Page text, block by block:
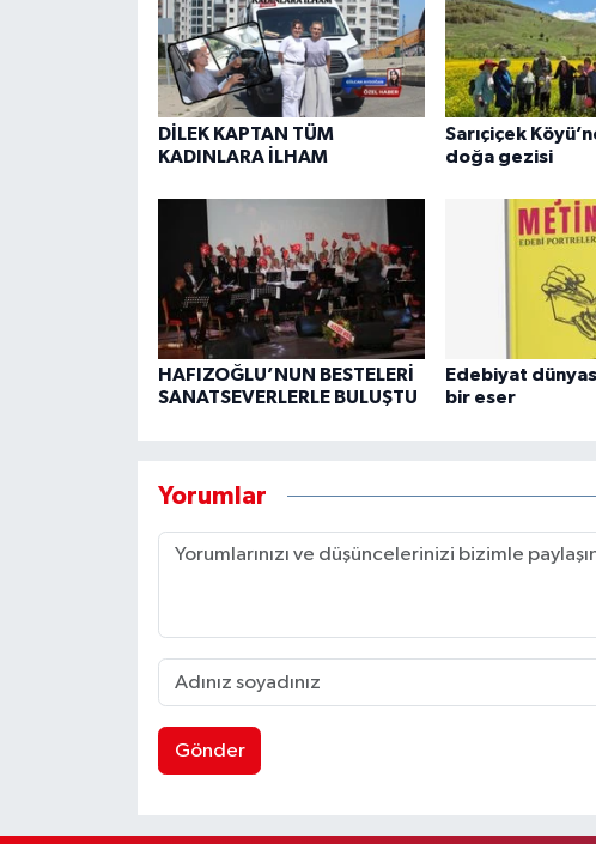
DİLEK KAPTAN TÜM
KADINLARA İLHAM
Sarıçiçek
doğa gezisi
HAFIZOĞLU’NUN BESTELERİ
SANATSEVERLERLE BULUŞTU
Edebiyat
bir eser
Yorumlar
Gönder